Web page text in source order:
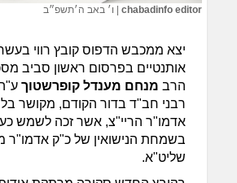
chabadinfo editor
| ו׳ באב ה׳תשפ״ב
יצא ממכבש הדפוס קובץ רווי
אותנטיים בפרסום ראשון סביב
הרב מנחם מענדל קופרשטוך
רבני חב"ד בדור הקודם, מקושר
אדמו"ר הריי"צ, אשר זכה לשמש
בשמחת הנישואין של כ"ק אדמו"ר
שליט"א.